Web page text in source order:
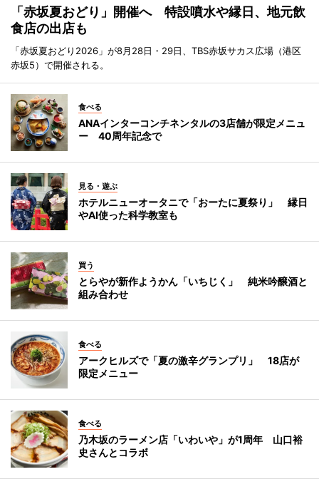
「赤坂夏おどり」開催へ 特設噴水や縁日、地元飲
食店の出店も
「赤坂夏おどり2026」が8月28日・29日、TBS赤坂サカス広場（港区
赤坂5）で開催される。
食べる
ANAインターコンチネンタルの3店舗が限定メニュ
ー 40周年記念で
見る・遊ぶ
ホテルニューオータニで「おーたに夏祭り」 縁日
やAI使った科学教室も
買う
とらやが新作ようかん「いちじく」 純米吟醸酒と
組み合わせ
食べる
アークヒルズで「夏の激辛グランプリ」 18店が
限定メニュー
食べる
乃木坂のラーメン店「いわいや」が1周年 山口裕
史さんとコラボ